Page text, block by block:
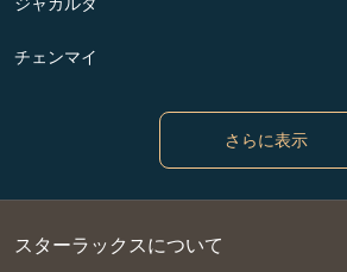
チェンマイ
さらに表示
スターラックスについて